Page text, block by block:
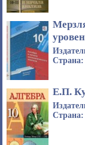
Страна:
Е.П.
Страна: